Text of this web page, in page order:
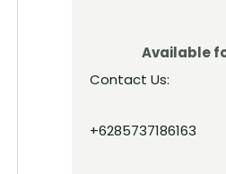
Available
Contact Us:
+6285737186163